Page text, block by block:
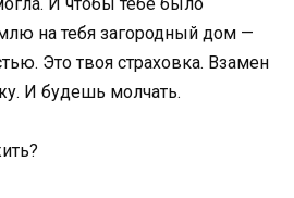
на тебя загородный дом —
Это твоя страховка. Взамен
И будешь молчать.